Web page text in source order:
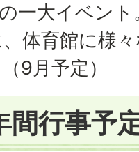
一大イベン
体育館に様
9月予定）
間行事予